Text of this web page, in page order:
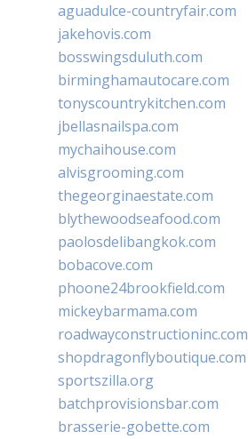
aguadulce-countryfair.com
jakehovis.com
bosswingsduluth.com
birminghamautocare.com
tonyscountrykitchen.com
jbellasnailspa.com
mychaihouse.com
alvisgrooming.com
thegeorginaestate.com
blythewoodseafood.com
paolosdelibangkok.com
bobacove.com
phoone24brookfield.com
mickeybarmama.com
roadwayconstructioninc.com
shopdragonflyboutique.com
sportszilla.org
batchprovisionsbar.com
brasserie-gobette.com